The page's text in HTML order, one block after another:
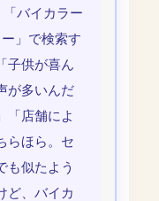
バイカラー
」で検索す
子供が喜ん
が多いんだ
「店舗によ
らほら。セ
も似たよう
ど、バイカ